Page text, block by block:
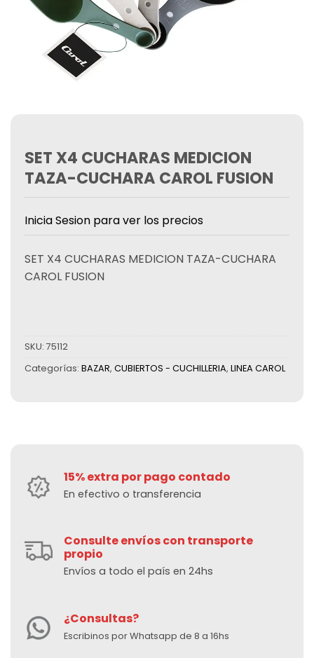
SET X4 CUCHARAS MEDICION
TAZA-CUCHARA CAROL FUSION
Inicia Sesion para ver los precios
SET X4 CUCHARAS MEDICION TAZA-CUCHARA
CAROL FUSION
SKU: 75112
Categorías: BAZAR, CUBIERTOS - CUCHILLERIA, LINEA CAROL
15% extra por pago contado
En efectivo o transferencia
Consulte envíos con transporte
propio
Envíos a todo el país en 24hs
¿Consultas?
Escribinos por Whatsapp de 8 a 16hs